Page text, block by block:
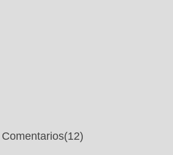
Comentarios(12)